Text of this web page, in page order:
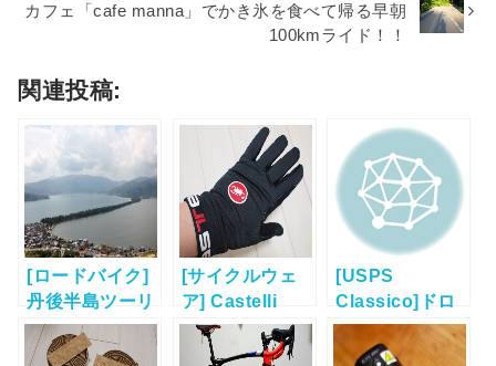
カフェ「cafe manna」でかき氷を食べて帰る早朝
100kmライド！！
関連投稿:
[ロードバイク]
丹後半島ツーリ
ング計画。
[サイクルウェ
ア] Castelli
“Lightness フ
ルフィンガーグ
[USPS
Classico]ドロ
ップハンドル化
考察。